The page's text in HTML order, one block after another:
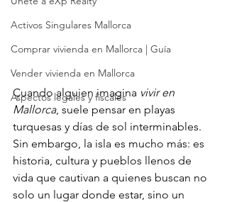
Activos Singulares Mallorca
Comprar vivienda en Mallorca | Guía
Vender vivienda en Mallorca
Aspectos legales y fiscales
Cuando alguien imagina vivir en
Mallorca, suele pensar en playas
turquesas y días de sol interminables.
Sin embargo, la isla es mucho más: es
historia, cultura y pueblos llenos de
vida que cautivan a quienes buscan no
solo un lugar donde estar, sino un